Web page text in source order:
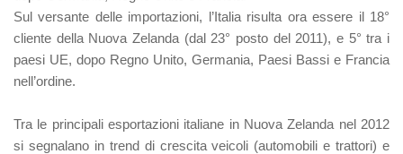
Sul versante delle importazioni, l’Italia risulta ora essere il 18°
cliente della Nuova Zelanda (dal 23° posto del 2011), e 5° tra i
paesi UE, dopo Regno Unito, Germania, Paesi Bassi e Francia
nell’ordine.
Tra le principali esportazioni italiane in Nuova Zelanda nel 2012
si segnalano in trend di crescita veicoli (automobili e trattori) e